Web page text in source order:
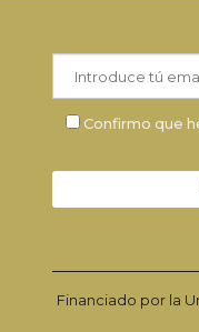
Confirmo que
Financiado por la